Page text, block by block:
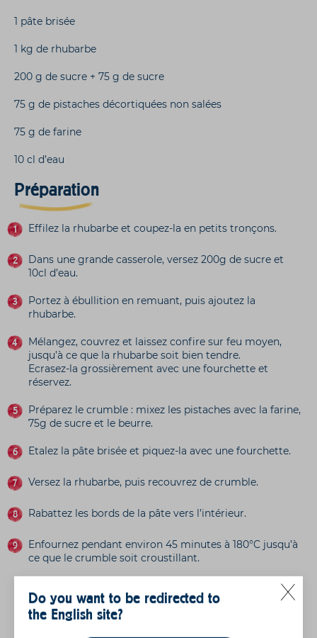
1 pâte brisée
1 kg de rhubarbe
200 g de sucre + 75 g de sucre
75 g de pistaches décortiquées non salées
75 g de farine
10 cl d’eau
Préparation
Effilez la rhubarbe et coupez-la en petits tronçons.
Dans une grande casserole, versez 200g de sucre et
10cl d’eau.
Portez à ébullition en remuant, puis ajoutez la
rhubarbe.
Mélangez, couvrez et laissez confire sur feu moyen,
jusqu’à ce que la rhubarbe soit bien tendre.
Ecrasez-la grossièrement avec une fourchette et
réservez.
Préparez le crumble : mixez les pistaches avec la farine,
75g de sucre et le beurre.
Etalez la pâte brisée et piquez-la avec une fourchette.
Versez la rhubarbe, puis recouvrez de crumble.
Rabattez les bords de la pâte vers l’intérieur.
Enfournez pendant environ 45 minutes à 180°C jusqu’à
ce que le crumble soit croustillant.
Et n'oubliez-pas de
noter la recette :
Do you want to be redirected to
the English site?